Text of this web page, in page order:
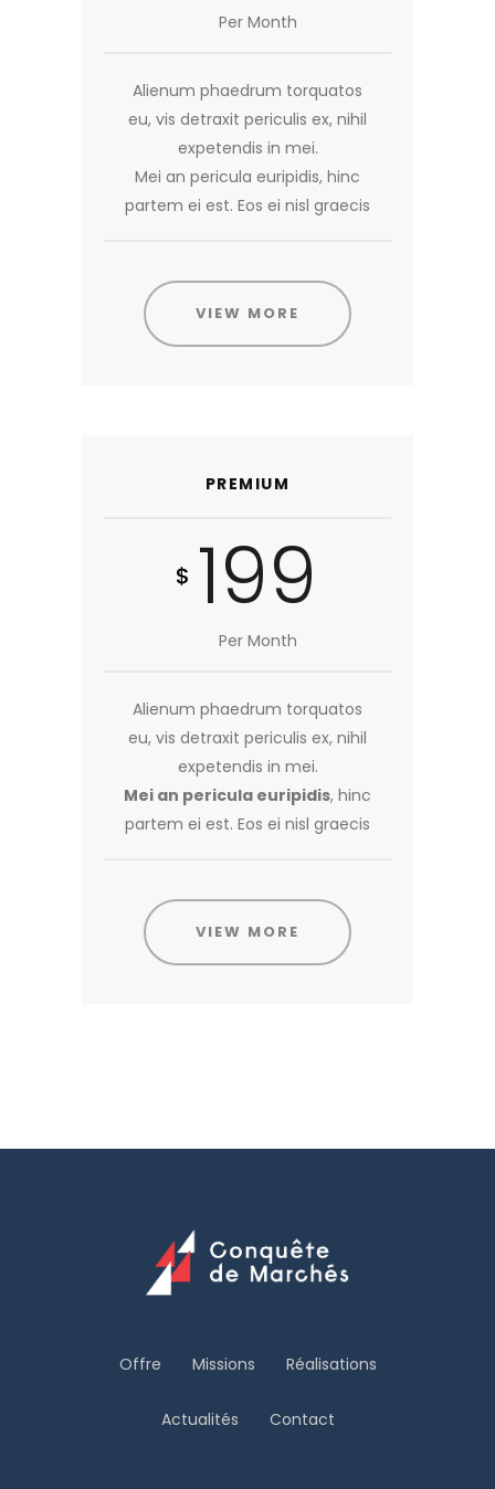
Per Month
Alienum phaedrum torquatos
eu, vis detraxit periculis ex, nihil
expetendis in mei.
Mei an pericula euripidis, hinc
partem ei est. Eos ei nisl graecis
VIEW MORE
PREMIUM
$ 199
Per Month
Alienum phaedrum torquatos
eu, vis detraxit periculis ex, nihil
expetendis in mei.
Mei an pericula euripidis, hinc
partem ei est. Eos ei nisl graecis
VIEW MORE
Offre Missions Réalisations
Actualités Contact